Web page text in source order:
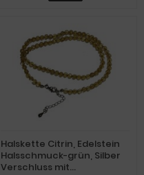
Halskette Citrin, Edelstein
Halsschmuck-grün, Silber
Verschluss mit